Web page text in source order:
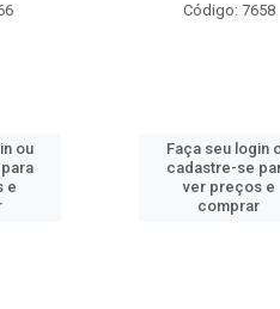
ou
e
Código: 7658
Faça seu login
cadastre-se
ver preços e
comprar